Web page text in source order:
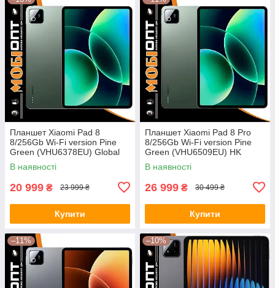
Планшет Xiaomi Pad 8
8/256Gb Wi-Fi version Pine
Green (VHU6378EU) Global
version
В наявності
20 999 ₴ 23 999 ₴
Купити
Планшет Xiaomi Pad 8 Pro
8/256Gb Wi-Fi version Pine
Green (VHU6509EU) HK
В наявності
26 999 ₴ 30 499 ₴
Купити
–11% –10%